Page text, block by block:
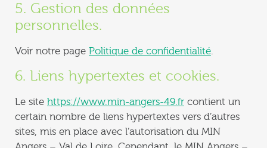
5. Gestion des données
personnelles.
Voir notre page Politique de confidentialité.
6. Liens hypertextes et cookies.
Le site https://www.min-angers-49.fr contient un
certain nombre de liens hypertextes vers d’autres
sites, mis en place avec l’autorisation du MIN